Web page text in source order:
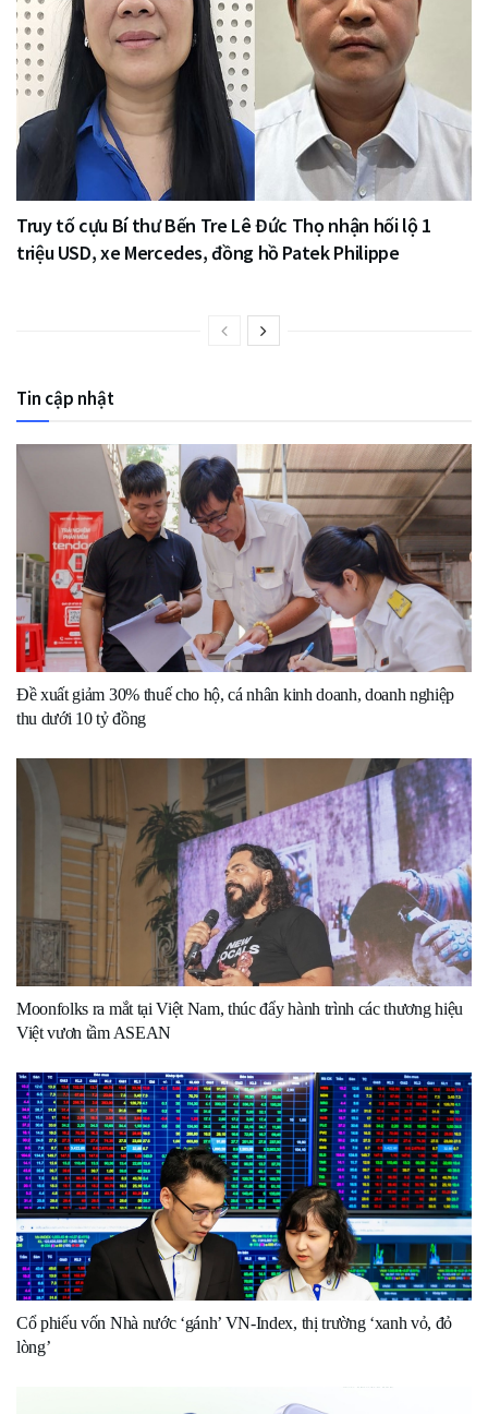
Truy tố cựu Bí thư Bến Tre Lê Đức Thọ nhận hối lộ 1
triệu USD, xe Mercedes, đồng hồ Patek Philippe
Tin cập nhật
Đề xuất giảm 30% thuế cho hộ, cá nhân kinh doanh, doanh nghiệp
thu dưới 10 tỷ đồng
Moonfolks ra mắt tại Việt Nam, thúc đẩy hành trình các thương hiệu
Việt vươn tầm ASEAN
Cổ phiếu vốn Nhà nước ‘gánh’ VN-Index, thị trường ‘xanh vỏ, đỏ
lòng’